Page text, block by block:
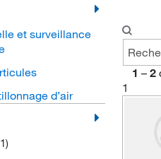
et surveillance
d’air
1 – 2
1